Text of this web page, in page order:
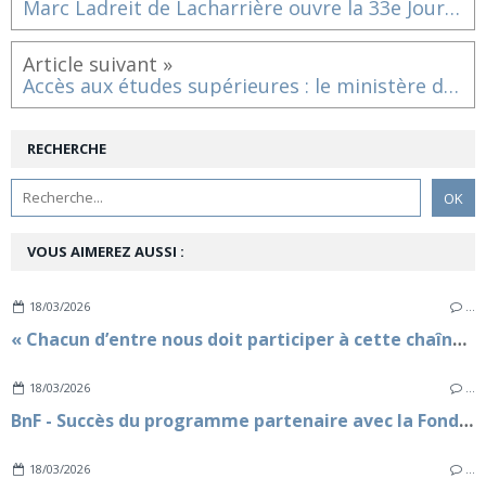
Marc Ladreit de Lacharrière ouvre la 33e Journée du Livre Politique à l'Assemblée nationale
Article suivant »
Accès aux études supérieures : le ministère de l’Education nationale et de la jeunesse et le ministère de la culture renouvellent leur partenariat avec la fondation culture & diversité
RECHERCHE
VOUS AIMEREZ AUSSI :
18/03/2026 …
« Chacun d’entre nous doit participer à cette chaîne vertueuse et être des relais de prévention » - La Fondation Marc Ladreit de Lacharrière renforce son soutien en faveur de la Fondation Agir pour le Coeur des Femmes
18/03/2026 …
BnF - Succès du programme partenaire avec la Fondation Marc Ladreit de Lacharrière pour l'année universitaire 2025-2026
18/03/2026 …